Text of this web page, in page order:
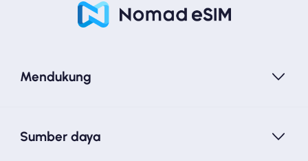
Mendukung
Sumber daya